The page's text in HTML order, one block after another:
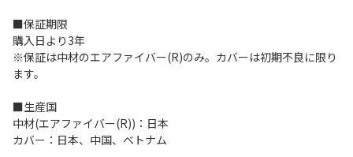
■保証期限
購入日より3年
※保証は中材のエアファイバー(R)のみ。カバーは初期不良に限り
ます。
■生産国
中材(エアファイバー(R))：日本
カバー：日本、中国、ベトナム